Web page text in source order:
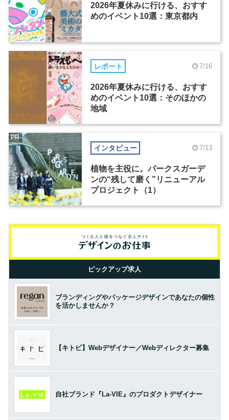
2026年夏休みに行ける、おすす
めのイベント10選：東京都内
レポート 7/16
2026年夏休みに行ける、おすす
めのイベント10選：そのほかの
地域
インタビュー 7/13
植物を主役に。パークスガーデ
ンの“残して磨く”リニューアル
プロジェクト（1）
PR
ピックアップ求人
ブランディングやパッケージデザインであなたの個性
を活かしませんか？
【キトビ】Webデザイナー／Webディレクター募集
自社ブランド『La-VIE』のプロダクトデザイナー